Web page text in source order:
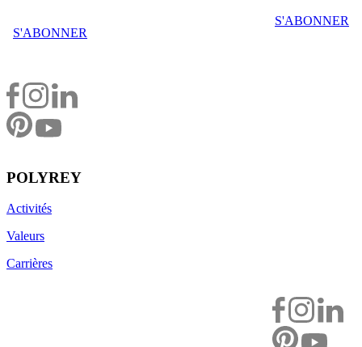
S'ABONNER
POLYREY
Activités
Valeurs
Carrières
S'ABONNER